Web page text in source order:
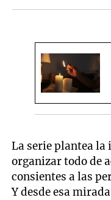
La serie plantea
organizar todo de
consientes a las
Y desde esa